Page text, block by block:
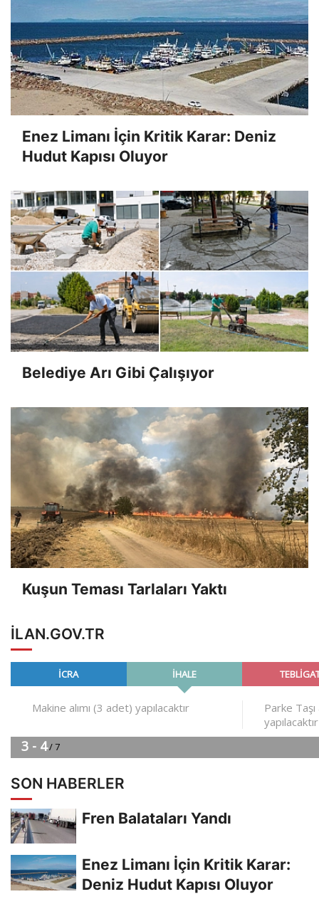
Enez Limanı İçin Kritik Karar: Deniz
Hudut Kapısı Oluyor
Belediye Arı Gibi Çalışıyor
Kuşun Teması Tarlaları Yaktı
ILAN.GOV.TR
SON HABERLER
Fren Balataları Yandı
Enez Limanı İçin Kritik Karar:
Deniz Hudut Kapısı Oluyor